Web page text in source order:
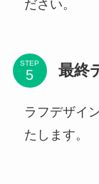
ださい。
STEP 最終
ラフデザイ
たします。